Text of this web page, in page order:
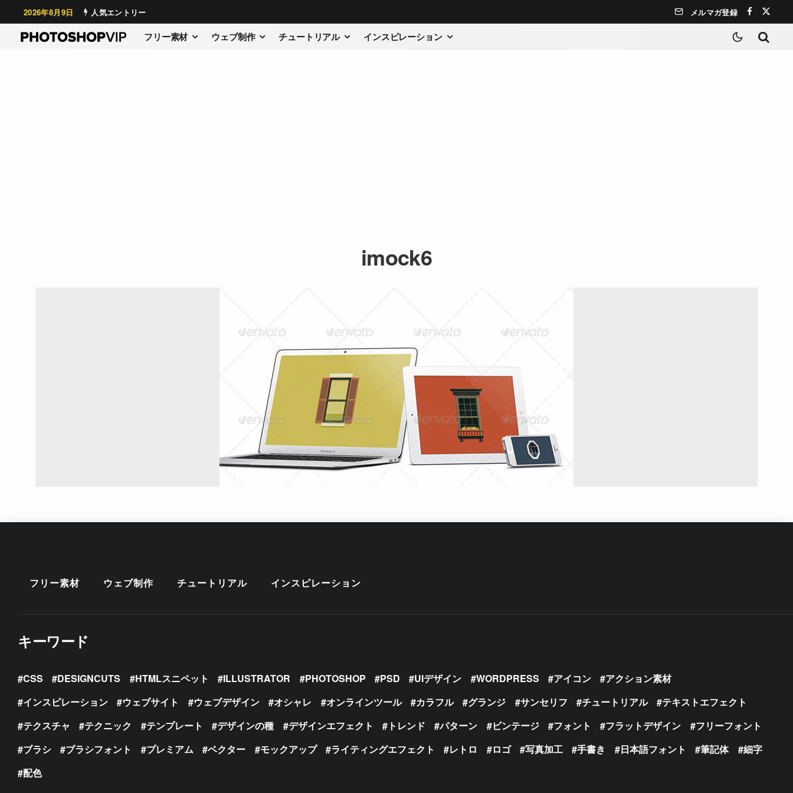
2026年8月9日 人気エントリー メルマガ登録
フリー素材 ウェブ制作 チュートリアル インスピレーション
imock6
フリー素材 ウェブ制作 チュートリアル インスピレーション
キーワード
CSS DESIGNCUTS HTMLスニペット ILLUSTRATOR PHOTOSHOP PSD UIデザイン WORDPRESS アイコン
アクション素材
インスピレーション
ウェブサイト ウェブデザイン オシャレ オンラインツール カラフル グランジ サンセリフ チュートリアル
テキストエフェクト
テクスチャ
テクニック テンプレート デザインの種 デザインエフェクト トレンド パターン ビンテージ フォント フラットデザイン
フリーフォント
ブラシ
ブラシフォント プレミアム ベクター モックアップ ライティングエフェクト レトロ ロゴ 写真加工 手書き 日本語フォント 筆記体
細字
配色